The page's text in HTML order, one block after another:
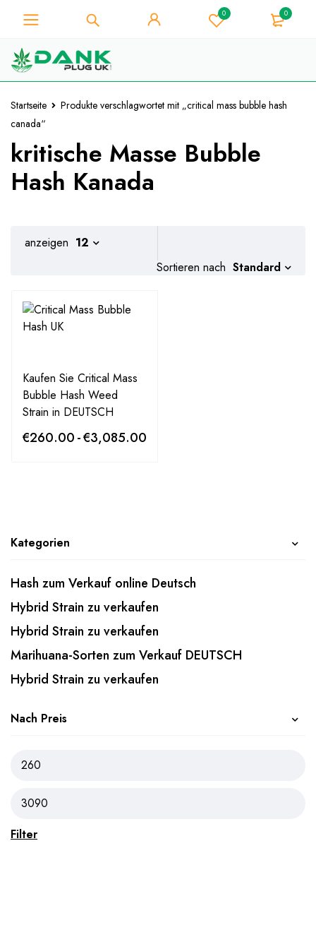
0 0
Startseite
Produkte verschlagwortet mit „critical mass bubble hash
canada“
kritische Masse Bubble
Hash Kanada
Kategorien
Hash zum Verkauf online Deutsch
Hybrid Strain zu verkaufen
Hybrid Strain zu verkaufen
Marihuana-Sorten zum Verkauf DEUTSCH
Hybrid Strain zu verkaufen
Nach Preis
Filter
Sortieren nach Standard
anzeigen 12
Kaufen Sie Critical Mass
Bubble Hash Weed
Strain in DEUTSCH
€260.00-€3,085.00
Für Weed-Liebhaber - Holen Sie
sich 10% Sofort-Rabatt auf jeden
"WELCOME10"